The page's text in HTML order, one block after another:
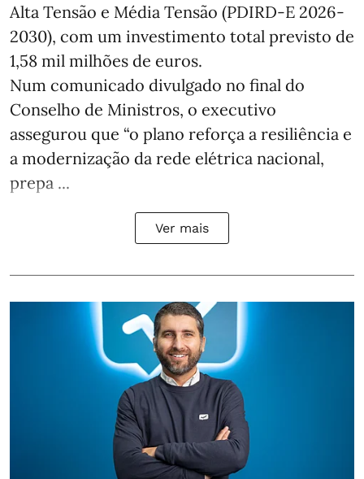
Alta Tensão e Média Tensão (PDIRD-E 2026-
2030), com um investimento total previsto de
1,58 mil milhões de euros.
Num comunicado divulgado no final do
Conselho de Ministros, o executivo
assegurou que “o plano reforça a resiliência e
a modernização da rede elétrica nacional,
prepa ...
Ver mais